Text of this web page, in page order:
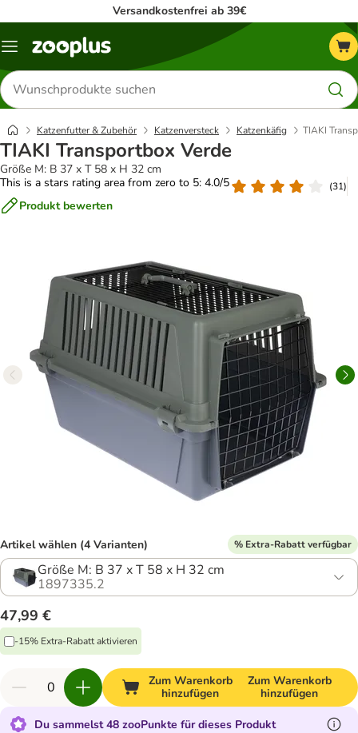
Versandkostenfrei ab 39€
Menü
Produkte
suchen
Katzenfutter & Zubehör Katzenversteck Katzenkäfig TIAKI
TIAKI Transportbox Verde
Größe M: B 37 x T 58 x H 32 cm
This is a stars rating area from zero to 5: 4.0/5
(31)
Produkt bewerten
Artikel wählen (4 Varianten) % Extra-Rabatt verfügbar
Größe M: B 37 x T 58 x H 32 cm
1897335.2
47,99 €
-15% Extra-Rabatt aktivieren
Zum Warenkorb
hinzufügen
Zum Warenkorb
hinzufügen
Du sammelst 48 zooPunkte für dieses Produkt